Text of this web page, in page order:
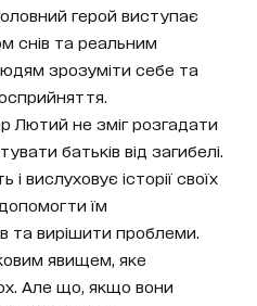
герой виступає
снів та реальним
зрозуміти себе та
Лютий не зміг розгадати
батьків від загибелі.
вислуховує історії своїх
їм
та вирішити проблеми.
явищем, яке
Але що, якщо вони